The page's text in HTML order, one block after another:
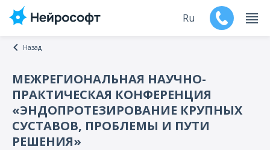
Продукты
Поддержка
Ru
Назад
МЕЖРЕГИОНАЛЬНАЯ НАУЧНО-
ПРАКТИЧЕСКАЯ КОНФЕРЕНЦИЯ
«ЭНДОПРОТЕЗИРОВАНИЕ КРУПНЫХ
СУСТАВОВ, ПРОБЛЕМЫ И ПУТИ
РЕШЕНИЯ»